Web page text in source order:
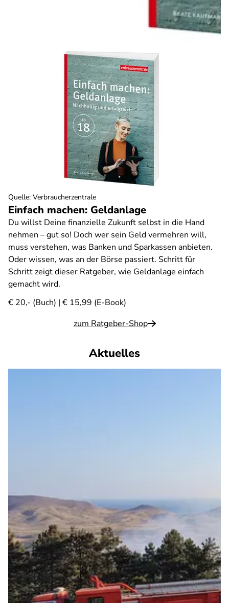
Einfach machen: Geldanlage
Du willst Deine finanzielle Zukunft selbst in die Hand
nehmen – gut so! Doch wer sein Geld vermehren will,
muss verstehen, was Banken und Sparkassen anbieten.
Oder wissen, was an der Börse passiert. Schritt für
Schritt zeigt dieser Ratgeber, wie Geldanlage einfach
gemacht wird.
€ 20,- (Buch) | € 15,99 (E-Book)
zum Ratgeber-Shop
Quelle: Verbraucherzentrale
Aktuelles